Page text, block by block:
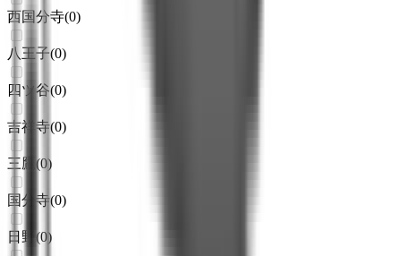
西国分寺(0)
八王子(0)
四ツ谷(0)
吉祥寺(0)
三鷹 (0)
国分寺(0)
日野 (0)